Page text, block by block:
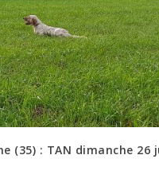
(35) : TAN dimanche 26